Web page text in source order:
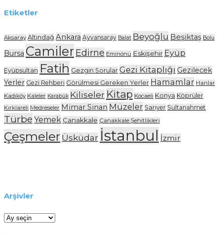
Etiketler
Aksaray Altındağ Ankara Ayvansaray Balat Beyoğlu Beşiktaş Bolu
Bursa CamilerEdirne Eminönü Eskişehir Eyüp
Eyüpsultan Fatih Gezgin Sorular Gezi Kitaplığı Gezilecek
Yerler Gezi Rehberi Görülmesi Gereken Yerler Hamamlar Hanlar
Kadıköy Kaleler Karabük Kiliseler Kitap Kocaeli Konya Köprüler
Kırklareli Medreseler Mimar Sinan Müzeler Sarıyer Sultanahmet
Türbe Yemek Çanakkale Çanakkale Şehitlikleri
ÇeşmelerÜsküdar İstanbul İzmir
Arşivler
Arşivler